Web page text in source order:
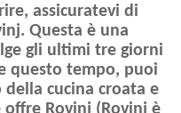
assicuratevi di
Questa è una
gli ultimi tre giorni
questo tempo, puoi
cucina croata e
Rovinj (Rovinj è